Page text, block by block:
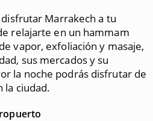
Marrakech a tu
relajarte en un hammam
vapor, exfoliación y masaje,
sus mercados y su
la noche podrás disfrutar de
la ciudad.